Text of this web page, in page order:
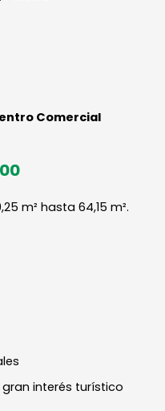
Comercial
m² hasta 64,15 m².
interés turístico